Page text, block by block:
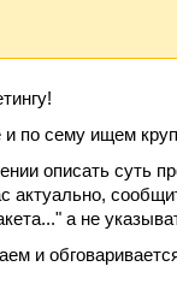
по сему ищем
описать суть
а не
и